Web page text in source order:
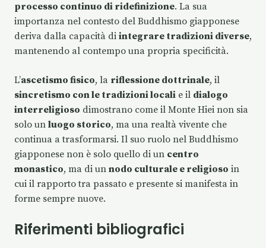
processo continuo di ridefinizione. La sua
importanza nel contesto del Buddhismo giapponese
deriva dalla capacità di integrare tradizioni diverse,
mantenendo al contempo una propria specificità.
L’ascetismo fisico, la riflessione dottrinale, il
sincretismo con le tradizioni locali e il dialogo
interreligioso dimostrano come il Monte Hiei non sia
solo un luogo storico, ma una realtà vivente che
continua a trasformarsi. Il suo ruolo nel Buddhismo
giapponese non è solo quello di un centro
monastico, ma di un nodo culturale e religioso in
cui il rapporto tra passato e presente si manifesta in
forme sempre nuove.
Riferimenti bibliografici